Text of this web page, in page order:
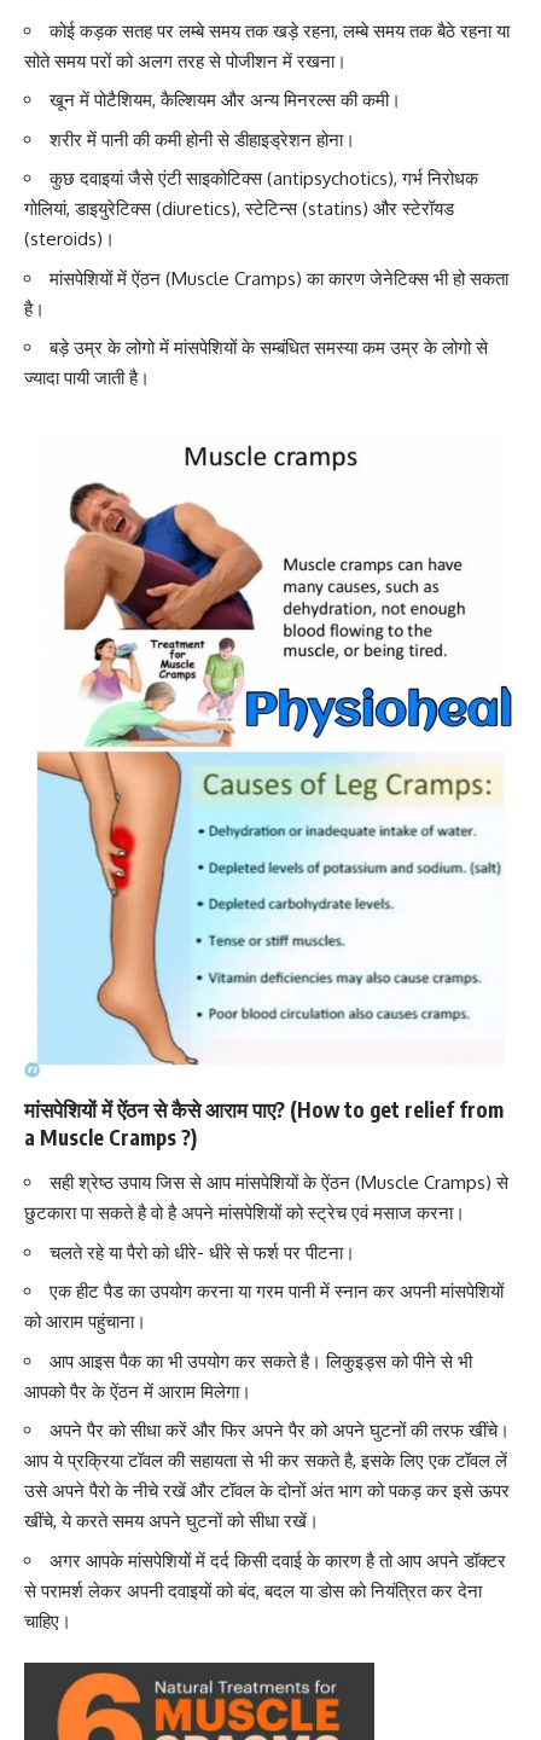
कोई कड़क सतह पर लम्बे समय तक खड़े रहना, लम्बे समय तक बैठे रहना या
सोते समय परों को अलग तरह से पोजीशन में रखना।
खून में पोटैशियम, कैल्शियम और अन्य मिनरल्स की कमी।
शरीर में पानी की कमी होनी से डीहाइड्रेशन होना।
कुछ दवाइयां जैसेएंटी साइकोटिक्स (antipsychotics), गर्भ निरोधक
गोलियां,डाइयुरेटिक्स (diuretics),स्टेटिन्स (statins) औरस्टेरॉयड
(steroids) ।
मांसपेशियों में ऐंठन (Muscle Cramps) का कारण जेनेटिक्स भी हो सकता
है।
बड़े उम्र के लोगो में मांसपेशियों के सम्बंधित समस्या कम उम्र के लोगो से
ज्यादा पायी जाती है।
मांसपेशियों में ऐंठन से कैसे आराम पाए? (How to get relief from
a Muscle Cramps ?)
सही श्रेष्ठ उपाय जिस से आप मांसपेशियों के ऐंठन (Muscle Cramps) से
छुटकारा पा सकते है वो है अपने मांसपेशियों को स्ट्रेच एवं मसाज करना।
चलते रहे यापैरो को धीरे- धीरे से फर्श पर पीटना।
एक हीट पैड का उपयोग करना या गरम पानी में स्नान कर अपनी मांसपेशियों
को आराम पहुंचाना।
आप आइस पैक का भी उपयोग कर सकते है। लिकुइड्स को पीने से भी
आपको पैर के ऐंठन में आराम मिलेगा।
अपने पैर को सीधा करें और फिर अपने पैर को अपने घुटनों की तरफ खींचे।
आप ये प्रक्रिया टॉवल की सहायता से भी कर सकते है, इसके लिए एक टॉवल लें
उसे अपनेपैरो के नीचे रखें और टॉवल के दोनों अंत भाग को पकड़ कर इसे ऊपर
खींचे, ये करते समय अपने घुटनों को सीधा रखें।
अगर आपके मांसपेशियों में दर्द किसी दवाई के कारण है तो आप अपने डॉक्टर
से परामर्श लेकर अपनी दवाइयों को बंद, बदल या डोस को नियंत्रित कर देना
चाहिए।